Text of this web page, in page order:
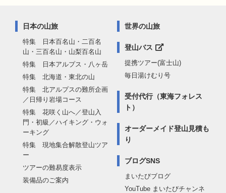
日本の山旅
特集 日本百名山・二百名
山・三百名山・山梨百名山
特集 日本アルプス・八ヶ岳
特集 北海道・東北の山
特集 北アルプスの難所企画
／日帰り岩場コース
特集 花咲く山へ／登山入
門・初級／ハイキング・ウォ
ーキング
特集 現地集合解散登山ツア
ー
ツアーの難易度表示
装備品のご案内
世界の山旅
登山バス
提携ツアー(富士山)
毎日湯けむり号
受付代行（東海フォレス
ト）
オーダーメイド登山見積も
り
ブログSNS
まいたびブログ
YouTube まいたびチャンネ